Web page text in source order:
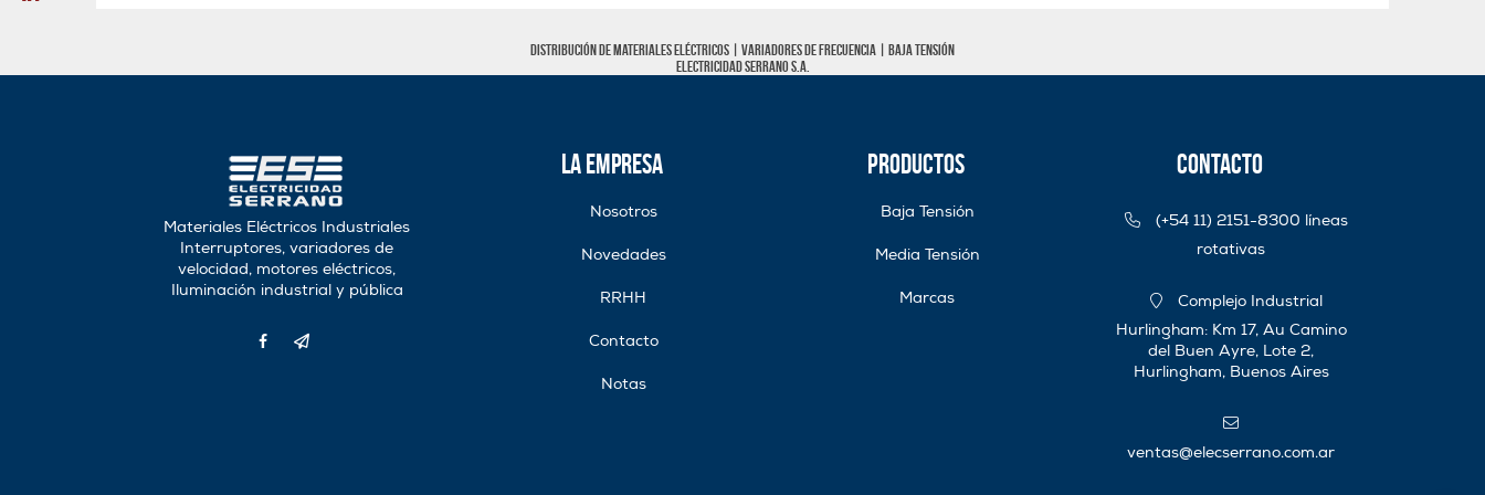
Distribución de materiales eléctricos | Variadores de frecuencia | Baja tensión
Electricidad Serrano S.A.
Materiales Eléctricos Industriales
Interruptores, variadores de
velocidad, motores eléctricos,
Iluminación industrial y pública
La Empresa
Nosotros
Novedades
RRHH
Contacto
Notas
Productos
Baja Tensión
Media Tensión
Marcas
Contacto
(+54 11) 2151-8300 líneas
rotativas
Complejo Industrial
Hurlingham: Km 17, Au Camino
del Buen Ayre, Lote 2,
Hurlingham, Buenos Aires
ventas@elecserrano.com.ar